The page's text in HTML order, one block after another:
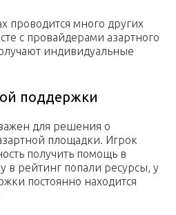
проводится много других
с провайдерами азартного
индивидуальные
поддержки
для решения о
площадки. Игрок
получить помощь в
в рейтинг попали ресурсы, у
постоянно находится